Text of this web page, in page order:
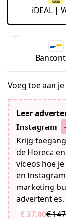
iDEAL |
Voeg toe aan
Leer
Instagram
Krijg
de Horeca
videos hoe
en
marketing
advertenties.
€ 37,00€